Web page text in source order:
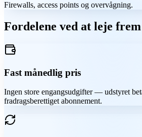
Firewalls, access points og overvågning.
Fordelene ved at leje
Fast månedlig pris
Ingen store engangsudgifter — udstyret
fradragsberettiget abonnement.